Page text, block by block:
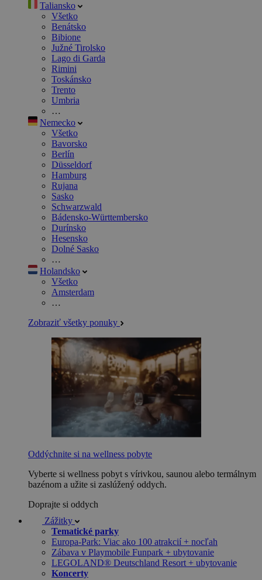
Taliansko
Všetko
Benátsko
Bibione
Južné Tirolsko
Lago di Garda
Rimini
Toskánsko
Trento
Umbria
…
Nemecko
Všetko
Bavorsko
Berlín
Düsseldorf
Hamburg
Rujana
Sasko
Schwarzwald
Bádensko-Württembersko
Durínsko
Hesensko
Dolné Sasko
…
Holandsko
Všetko
Amsterdam
…
Zobraziť všetky ponuky
Oddýchnite si na wellness pobyte
Vyberte si wellness pobyt s vírivkou, saunou alebo termálnym
bazénom a užite si zaslúžený oddych.
Doprajte si oddych
Zážitky
Tematické parky
Europa-Park: Viac ako 100 atrakcií + nocľah
Zábava v Playmobile Funpark + ubytovanie
LEGOLAND® Deutschland Resort + ubytovanie
Koncerty